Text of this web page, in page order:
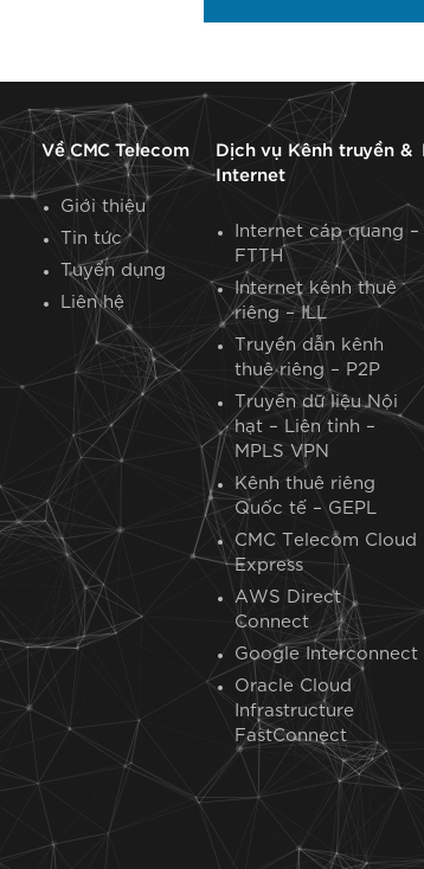
Về CMC Telecom
Giới thiệu
Tin tức
Tuyển dụng
Liên hệ
Dịch vụ Kênh truyền &
Internet
Internet cáp quang –
FTTH
Internet kênh thuê
riêng – ILL
Truyền dẫn kênh
thuê riêng – P2P
Truyền dữ liệu Nội
hạt – Liên tỉnh –
MPLS VPN
Kênh thuê riêng
Quốc tế – GEPL
CMC Telecom Cloud
Express
AWS Direct
Connect
Google Interconnect
Oracle Cloud
Infrastructure
FastConnect